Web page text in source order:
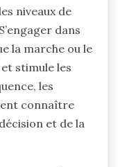
niveaux de
dans
la marche ou le
stimule les
les
connaître
et de la